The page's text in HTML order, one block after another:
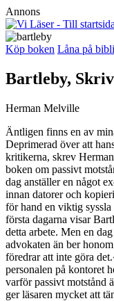
Annons
Köp boken Låna på
Bartleby,
Herman Melville
Äntligen finns en av
Deprimerad över att
kritikerna, skrev
boken om passivt
dag anställer en något
innan datorer och
för hand en viktig
första dagarna visar
detta arbete. Men en
advokaten än ber
föredrar att inte göra
personalen på kontoret
varför passivt motstånd
ger läsaren mycket att